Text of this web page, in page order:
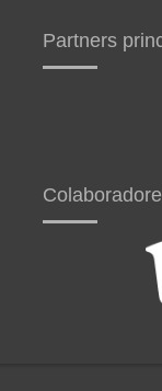
Partners